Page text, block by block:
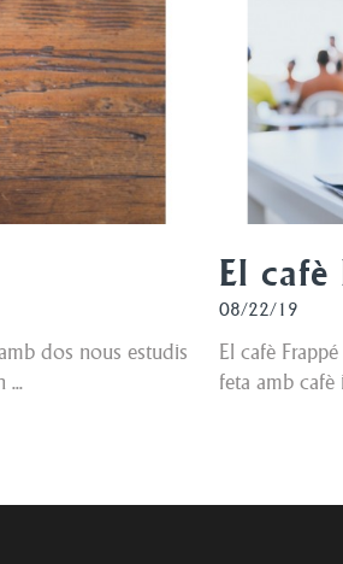
dos nous estudis
...
El cafè
08/22/19
El cafè
feta amb cafè